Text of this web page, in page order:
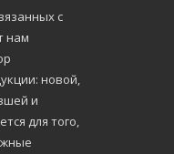
с
нам
новой,
и
для того,